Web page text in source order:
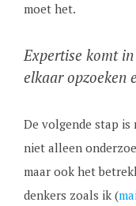
moet het.
Expertise komt
elkaar opzoeken
De volgende stap is
niet alleen
maar ook het
denkers zoals ik (